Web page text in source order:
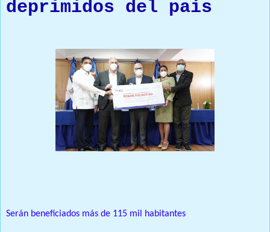
deprimidos del país
Serán beneficiados más de 115 mil habitantes